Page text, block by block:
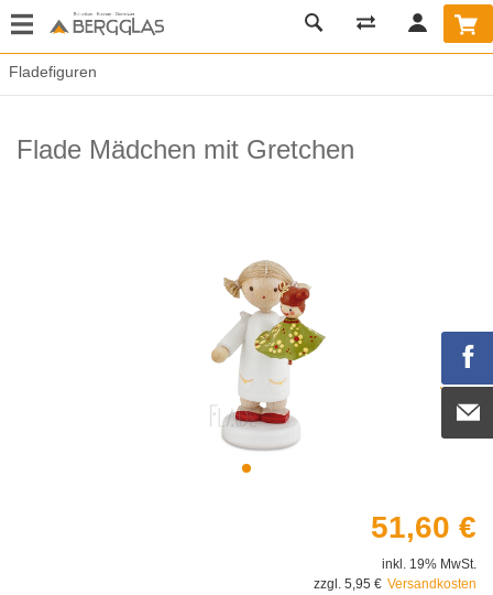
Fladefiguren
Flade Mädchen mit Gretchen
51,60 €
inkl. 19% MwSt.
zzgl. 5,95 € Versandkosten